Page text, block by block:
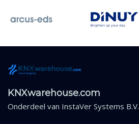
KNXwarehouse.com
Onderdeel van InstaVer Systems B.V.